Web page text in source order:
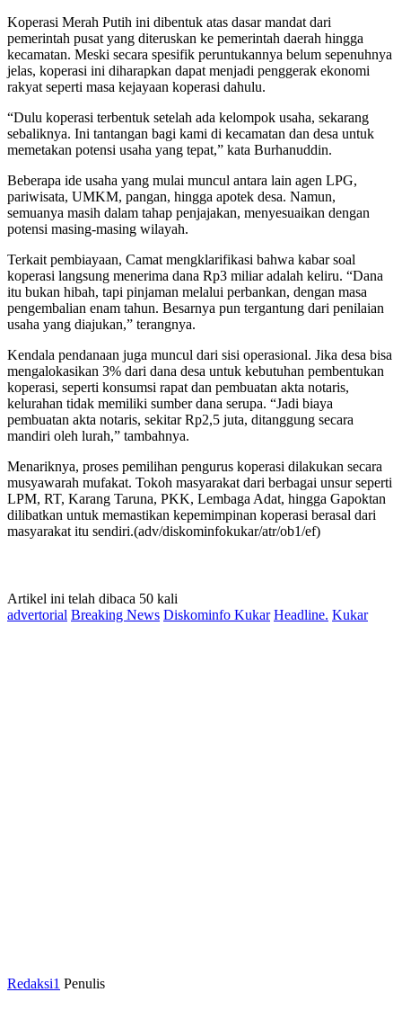
Koperasi Merah Putih ini dibentuk atas dasar mandat dari
pemerintah pusat yang diteruskan ke pemerintah daerah hingga
kecamatan. Meski secara spesifik peruntukannya belum sepenuhnya
jelas, koperasi ini diharapkan dapat menjadi penggerak ekonomi
rakyat seperti masa kejayaan koperasi dahulu.
“Dulu koperasi terbentuk setelah ada kelompok usaha, sekarang
sebaliknya. Ini tantangan bagi kami di kecamatan dan desa untuk
memetakan potensi usaha yang tepat,” kata Burhanuddin.
Beberapa ide usaha yang mulai muncul antara lain agen LPG,
pariwisata, UMKM, pangan, hingga apotek desa. Namun,
semuanya masih dalam tahap penjajakan, menyesuaikan dengan
potensi masing-masing wilayah.
Terkait pembiayaan, Camat mengklarifikasi bahwa kabar soal
koperasi langsung menerima dana Rp3 miliar adalah keliru. “Dana
itu bukan hibah, tapi pinjaman melalui perbankan, dengan masa
pengembalian enam tahun. Besarnya pun tergantung dari penilaian
usaha yang diajukan,” terangnya.
Kendala pendanaan juga muncul dari sisi operasional. Jika desa bisa
mengalokasikan 3% dari dana desa untuk kebutuhan pembentukan
koperasi, seperti konsumsi rapat dan pembuatan akta notaris,
kelurahan tidak memiliki sumber dana serupa. “Jadi biaya
pembuatan akta notaris, sekitar Rp2,5 juta, ditanggung secara
mandiri oleh lurah,” tambahnya.
Menariknya, proses pemilihan pengurus koperasi dilakukan secara
musyawarah mufakat. Tokoh masyarakat dari berbagai unsur seperti
LPM, RT, Karang Taruna, PKK, Lembaga Adat, hingga Gapoktan
dilibatkan untuk memastikan kepemimpinan koperasi berasal dari
masyarakat itu sendiri.(adv/diskominfokukar/atr/ob1/ef)
Artikel ini telah dibaca 50 kali
advertorial Breaking News Diskominfo Kukar Headline. Kukar
Redaksi1 Penulis